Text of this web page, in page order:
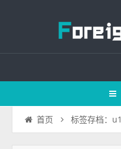
首页 标签存档：u1